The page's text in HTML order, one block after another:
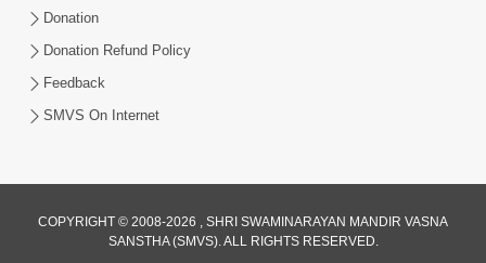
Swaninarayan | SMVS | 2023
Mar 27, 2023
Donation
Donation Refund Policy
Feedback
SMVS On Internet
COPYRIGHT © 2008-2026 , SHRI SWAMINARAYAN MANDIR VASNA
SANSTHA (SMVS). ALL RIGHTS RESERVED.